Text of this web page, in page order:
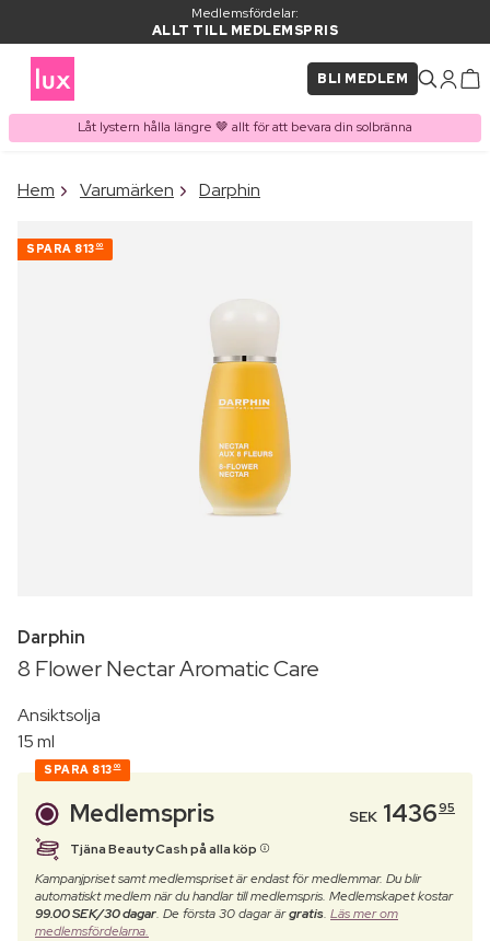
Medlemsfördelar:
ALLT TILL MEDLEMSPRIS
BLI MEDLEM
Låt lystern hålla längre 🤎 allt för att bevara din solbränna
PRODUKT I VARUKORGEN
Ofta köpt tillsammans med
Hem Varumärken Darphin
SPARA 813 00
Darphin
8 Flower Nectar Aromatic Care
Ansiktsolja
15 ml
SPARA 813 00
Medlemspris SEK 143695
Tjäna BeautyCash på alla köp
Kampanjpriset samt medlemspriset är endast för medlemmar. Du blir
automatiskt medlem när du handlar till medlemspris. Medlemskapet kostar
99.00 SEK/30 dagar. De första 30 dagar ärgratis. Läs mer om
medlemsfördelarna.